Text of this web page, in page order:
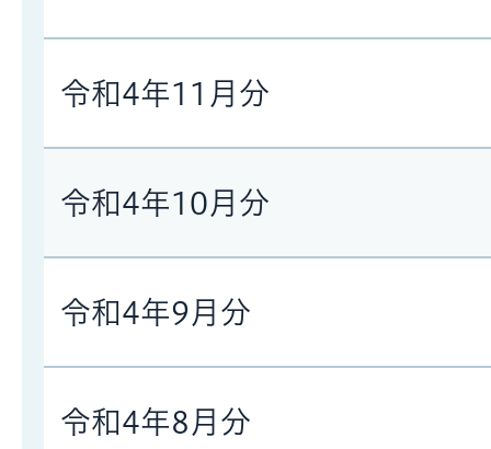
令和4年11月分
令和4年10月分
令和4年9月分
令和4年8月分